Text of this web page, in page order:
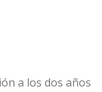
a los dos años